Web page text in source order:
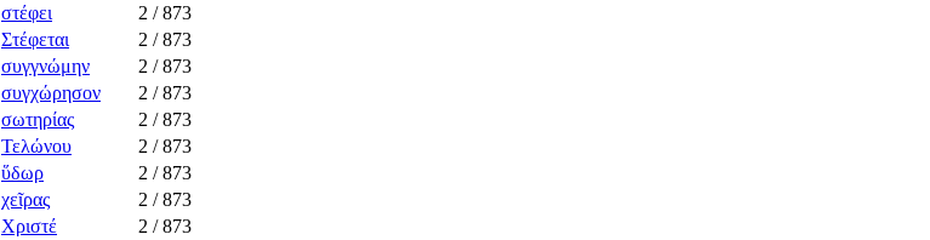
στέφει 2 / 873
Στέφεται 2 / 873
συγγνώμην 2 / 873
συγχώρησον 2 / 873
σωτηρίας 2 / 873
Τελώνου 2 / 873
ὕδωρ 2 / 873
χεῖρας 2 / 873
Χριστέ 2 / 873